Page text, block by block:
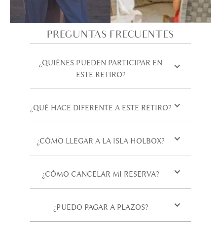
PREGUNTAS FRECUENTES
¿QUIÉNES PUEDEN PARTICIPAR EN
ESTE RETIRO?
¿QUÉ HACE DIFERENTE A ESTE RETIRO?
¿CÓMO LLEGAR A LA ISLA HOLBOX?
¿CÓMO CANCELAR MI RESERVA?
¿PUEDO PAGAR A PLAZOS?